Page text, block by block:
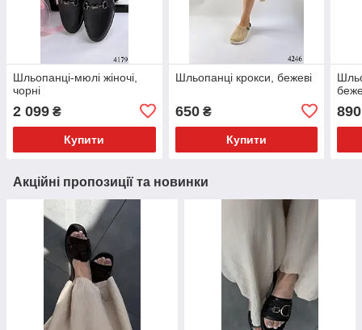
Шльопанці-мюлі жіночі,
чорні
2 099 ₴
Купити
Шльопанці крокси, бежеві
650₴
Купити
890
Акційні пропозиції та новинки